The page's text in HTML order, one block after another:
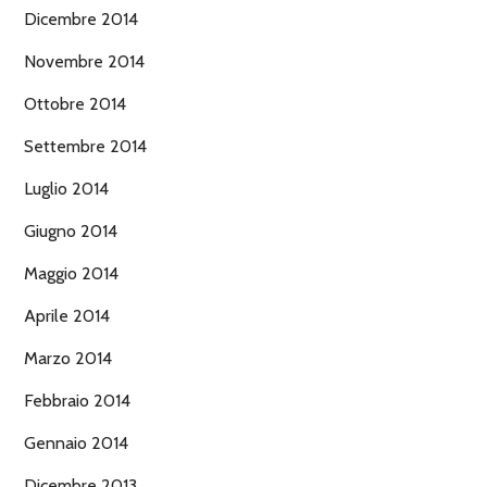
Dicembre 2014
Novembre 2014
Ottobre 2014
Settembre 2014
Luglio 2014
Giugno 2014
Maggio 2014
Aprile 2014
Marzo 2014
Febbraio 2014
Gennaio 2014